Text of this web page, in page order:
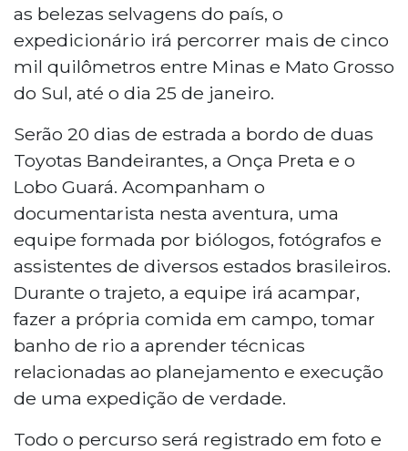
as belezas selvagens do país, o
expedicionário irá percorrer mais de cinco
mil quilômetros entre Minas e Mato Grosso
do Sul, até o dia 25 de janeiro.
Serão 20 dias de estrada a bordo de duas
Toyotas Bandeirantes, a Onça Preta e o
Lobo Guará. Acompanham o
documentarista nesta aventura, uma
equipe formada por biólogos, fotógrafos e
assistentes de diversos estados brasileiros.
Durante o trajeto, a equipe irá acampar,
fazer a própria comida em campo, tomar
banho de rio a aprender técnicas
relacionadas ao planejamento e execução
de uma expedição de verdade.
Todo o percurso será registrado em foto e